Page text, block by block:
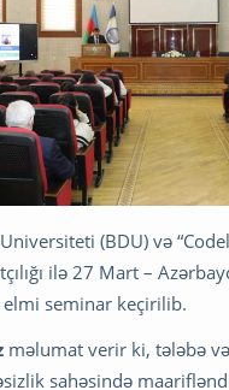
(BDU) və
ilə 27 Mart –
seminar keçirilib.
məlumat verir ki, tələbə
sahəsində